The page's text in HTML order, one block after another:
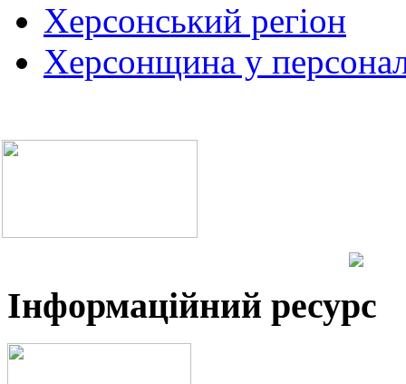
Херсонський регіон
Херсонщина у
Інформаційний ресурс